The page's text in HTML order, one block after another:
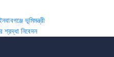
ভূমিমন্ত্রী
শ্রদ্ধা নিবেদন